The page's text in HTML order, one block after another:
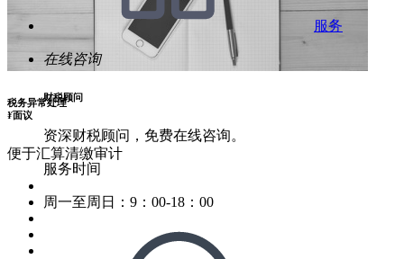
税务异常处理
¥面议
便于汇算清缴审计
服务
在线咨询
财税顾问
资深财税顾问，免费在线咨询。
服务时间
周一至周日：9：00-18：00